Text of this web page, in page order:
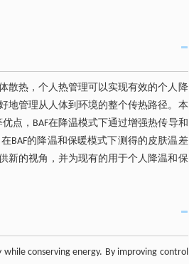
散热，个人热管理可以实现有效的个人降
地管理从人体到环境的整个传热路径。本
点，BAF在降温模式下通过增强热传导和
BAF的降温和保暖模式下测得的皮肤温差
新的视角，并为现有的用于个人降温和保
conserving energy. By improving control